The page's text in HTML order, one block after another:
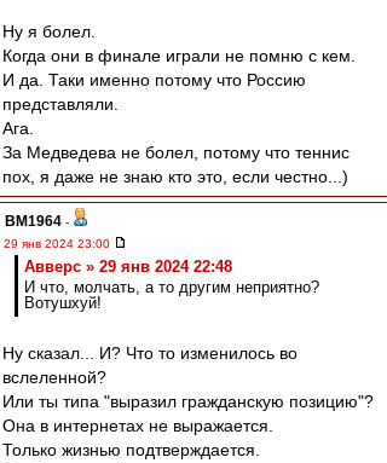
Ну я болел.
Когда они в финале играли не помню с кем.
И да. Таки именно потому что Россию
представляли.
Ага.
За Медведева не болел, потому что теннис
пох, я даже не знаю кто это, если честно...)
BM1964 -
29 янв 2024 23:00
Авверс » 29 янв 2024 22:48
И что, молчать, а то другим неприятно?
Вотушхуй!
Ну сказал... И? Что то изменилось во
вслеленной?
Или ты типа "выразил гражданскую позицию"?
Она в интернетах не выражается.
Только жизнью подтверждается.